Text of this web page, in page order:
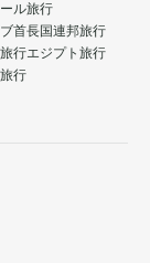
ル旅行
首長国連邦旅行
行エジプト旅行
行